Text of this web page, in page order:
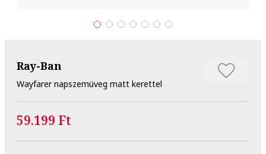
Ray-Ban
Wayfarer napszemüveg matt kerettel
59.199 Ft